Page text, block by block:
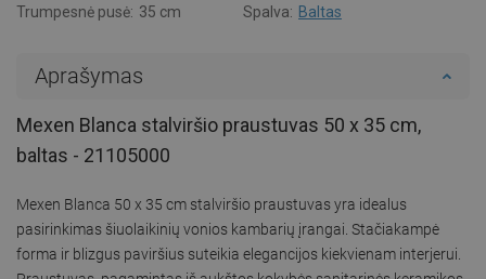
Trumpesnė pusė: 35 cm Spalva: Baltas
Aprašymas
Mexen Blanca stalviršio praustuvas 50 x 35 cm,
baltas - 21105000
Mexen Blanca 50 x 35 cm stalviršio praustuvas yra idealus
pasirinkimas šiuolaikinių vonios kambarių įrangai. Stačiakampė
forma ir blizgus paviršius suteikia elegancijos kiekvienam interjerui.